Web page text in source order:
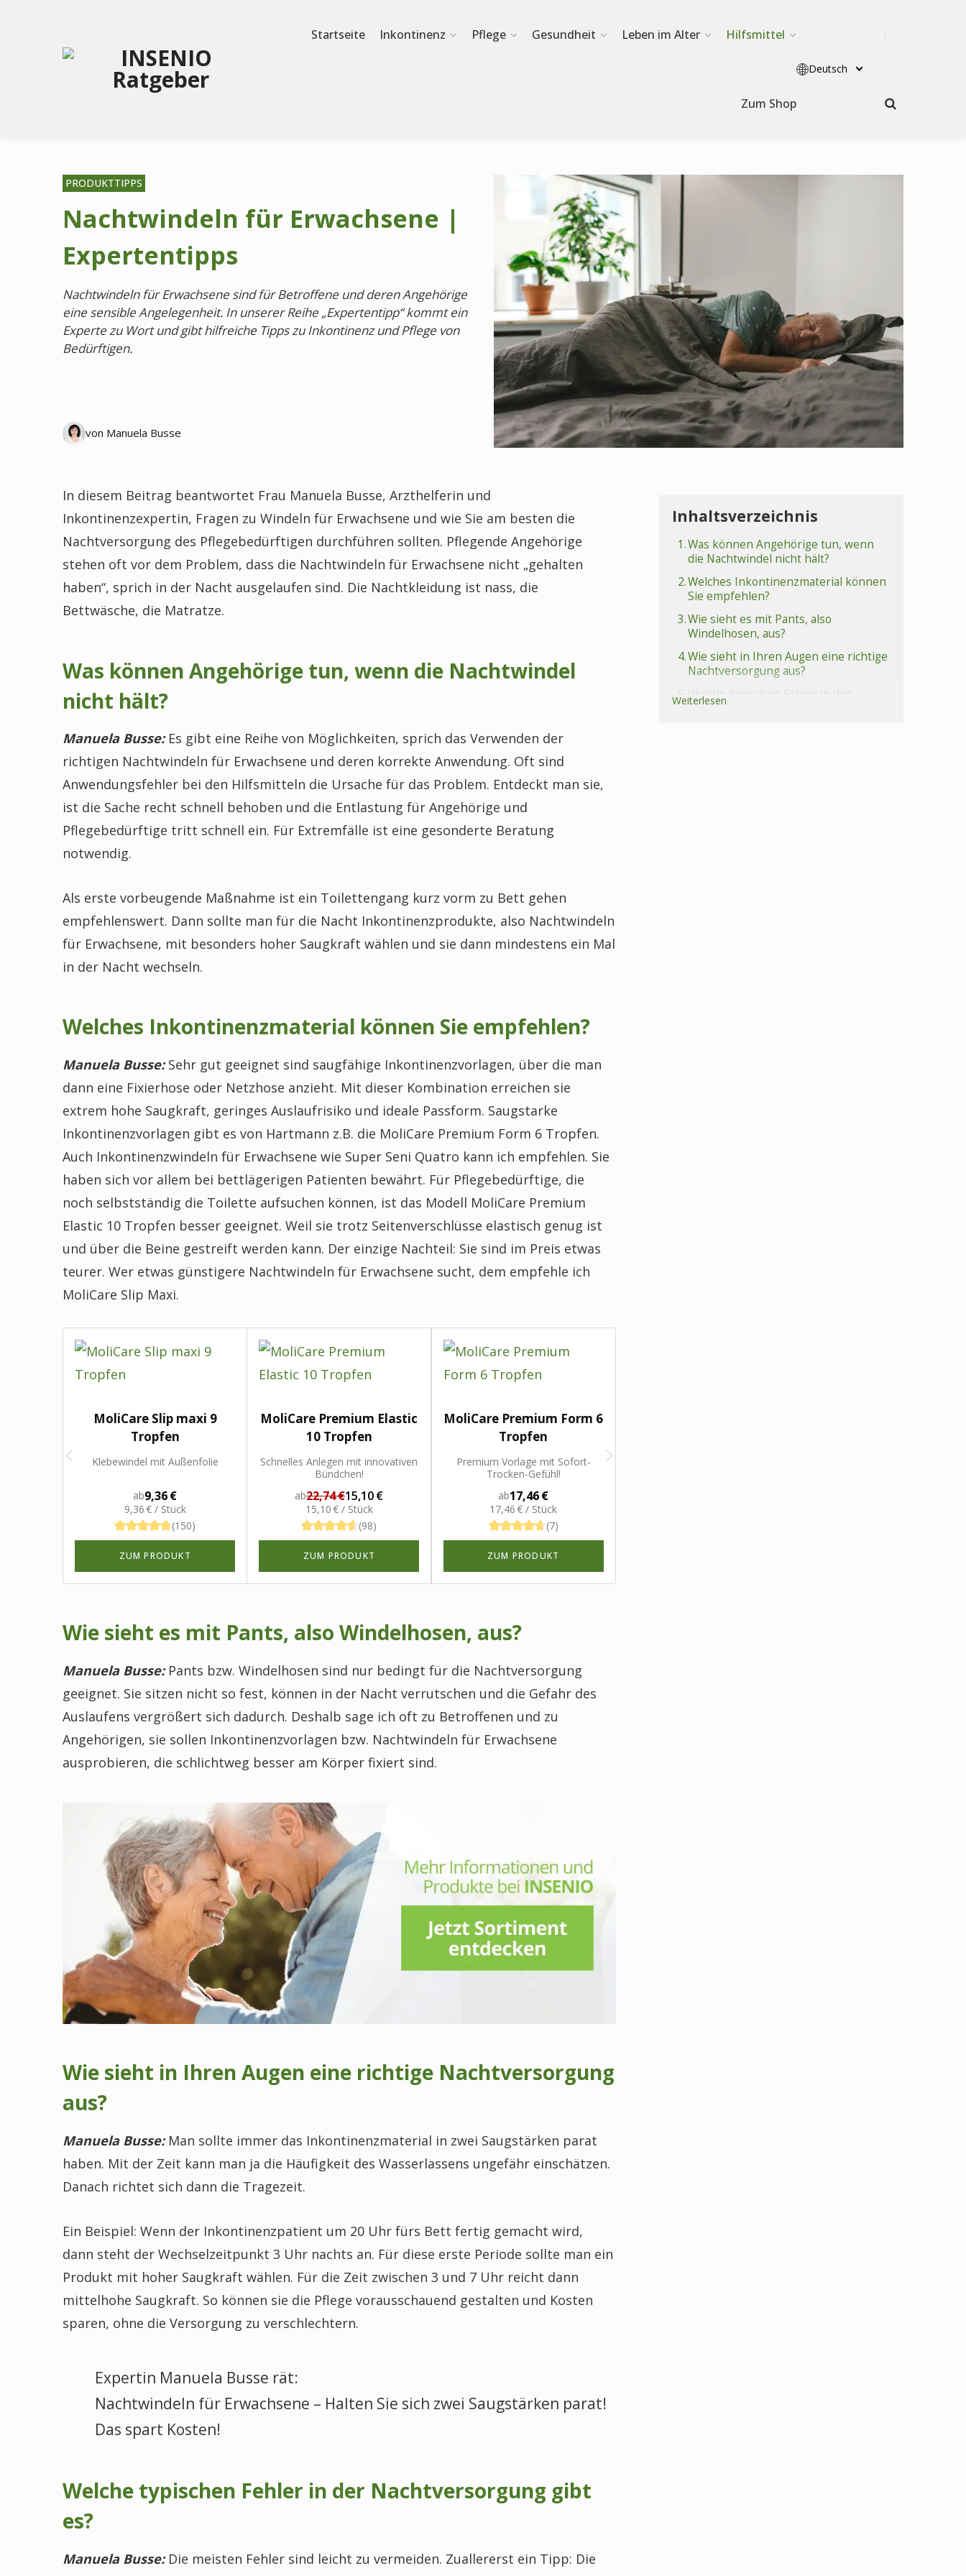
Startseite Inkontinenz Pflege Gesundheit Leben im Alter Hilfsmittel
Zum Shop
Deutsch
PRODUKTTIPPS
Nachtwindeln für Erwachsene |
Expertentipps
Nachtwindeln für Erwachsene sind für Betroffene und deren Angehörige
eine sensible Angelegenheit. In unserer Reihe „Expertentipp“ kommt ein
Experte zu Wort und gibt hilfreiche Tipps zu Inkontinenz und Pflege von
Bedürftigen.
von Manuela Busse
In diesem Beitrag beantwortet Frau Manuela Busse, Arzthelferin und
Inkontinenzexpertin, Fragen zu Windeln für Erwachsene und wie Sie am besten die
Nachtversorgung des Pflegebedürftigen durchführen sollten. Pflegende Angehörige
stehen oft vor dem Problem, dass die Nachtwindeln für Erwachsene nicht „gehalten
haben“, sprich in der Nacht ausgelaufen sind. Die Nachtkleidung ist nass, die
Bettwäsche, die Matratze.
Was können Angehörige tun, wenn die Nachtwindel
nicht hält?
Manuela Busse:Es gibt eine Reihe von Möglichkeiten, sprich das Verwenden der
richtigen Nachtwindeln für Erwachsene und deren korrekte Anwendung. Oft sind
Anwendungsfehler bei den Hilfsmitteln die Ursache für das Problem. Entdeckt man sie,
ist die Sache recht schnell behoben und die Entlastung für Angehörige und
Pflegebedürftige tritt schnell ein. Für Extremfälle ist eine gesonderte Beratung
notwendig.
Als erste vorbeugende Maßnahme ist ein Toilettengang kurz vorm zu Bett gehen
empfehlenswert. Dann sollte man für die Nacht Inkontinenzprodukte, also Nachtwindeln
für Erwachsene, mit besonders hoher Saugkraft wählen und sie dann mindestens ein Mal
in der Nacht wechseln.
Welches Inkontinenzmaterial können Sie empfehlen?
Manuela Busse:Sehr gut geeignet sind saugfähige Inkontinenzvorlagen, über die man
dann eine Fixierhose oder Netzhose anzieht. Mit dieser Kombination erreichen sie
extrem hohe Saugkraft, geringes Auslaufrisiko und ideale Passform. Saugstarke
Inkontinenzvorlagen gibt es von Hartmann z.B. die MoliCare Premium Form 6 Tropfen.
Auch Inkontinenzwindeln für Erwachsene wie Super Seni Quatro kann ich empfehlen. Sie
haben sich vor allem bei bettlägerigen Patienten bewährt. Für Pflegebedürftige, die
noch selbstständig die Toilette aufsuchen können, ist das Modell MoliCare Premium
Elastic 10 Tropfen besser geeignet. Weil sie trotz Seitenverschlüsse elastisch genug ist
und über die Beine gestreift werden kann. Der einzige Nachteil: Sie sind im Preis etwas
teurer. Wer etwas günstigere Nachtwindeln für Erwachsene sucht, dem empfehle ich
MoliCare Slip Maxi.
MoliCare Slip maxi 9
Tropfen
Klebewindel mit Außenfolie
ab9,36 €
9,36 € / Stück
(150)
ZUM PRODUKT
MoliCare Premium Elastic
10 Tropfen
Schnelles Anlegen mit innovativen
Bündchen!
ab22,74 €15,10 €
15,10 € / Stück
(98)
ZUM PRODUKT
MoliCare Premium Form 6
Tropfen
Premium Vorlage mit Sofort-
Trocken-Gefühl!
ab17,46 €
17,46 € / Stück
(7)
ZUM PRODUKT
Wie sieht es mit Pants, also Windelhosen, aus?
Manuela Busse: Pants bzw. Windelhosen sind nur bedingt für die Nachtversorgung
geeignet. Sie sitzen nicht so fest, können in der Nacht verrutschen und die Gefahr des
Auslaufens vergrößert sich dadurch. Deshalb sage ich oft zu Betroffenen und zu
Angehörigen, sie sollen Inkontinenzvorlagen bzw. Nachtwindeln für Erwachsene
ausprobieren, die schlichtweg besser am Körper fixiert sind.
Wie sieht in Ihren Augen eine richtige Nachtversorgung
aus?
Manuela Busse:Man sollte immer das Inkontinenzmaterial in zwei Saugstärken parat
haben. Mit der Zeit kann man ja die Häufigkeit des Wasserlassens ungefähr einschätzen.
Danach richtet sich dann die Tragezeit.
Ein Beispiel: Wenn der Inkontinenzpatient um 20 Uhr fürs Bett fertig gemacht wird,
dann steht der Wechselzeitpunkt 3 Uhr nachts an. Für diese erste Periode sollte man ein
Produkt mit hoher Saugkraft wählen. Für die Zeit zwischen 3 und 7 Uhr reicht dann
mittelhohe Saugkraft. So können sie die Pflege vorausschauend gestalten und Kosten
sparen, ohne die Versorgung zu verschlechtern.
Expertin Manuela Busse rät:
Nachtwindeln für Erwachsene – Halten Sie sich zwei Saugstärken parat!
Das spart Kosten!
Welche typischen Fehler in der Nachtversorgung gibt
es?
Manuela Busse: Die meisten Fehler sind leicht zu vermeiden. Zuallererst ein Tipp: Die
Inhaltsverzeichnis
1.Was können Angehörige tun, wenn
die Nachtwindel nicht hält?
2.Welches Inkontinenzmaterial können
Sie empfehlen?
3.Wie sieht es mit Pants, also
Windelhosen, aus?
4.Wie sieht in Ihren Augen eine richtige
Nachtversorgung aus?
5. Welche typischen Fehler in der
Nachtversorgung gibt es?
Weiterlesen